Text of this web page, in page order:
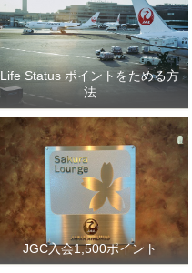
Life Status ポイントをためる方
法
JGC入会1,500ポイント